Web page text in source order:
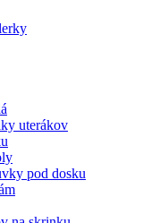
uterákov
pod dosku